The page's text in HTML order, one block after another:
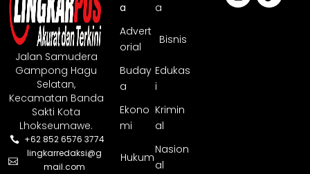
Jalan Samudera
Gampong Hagu
Selatan,
Kecamatan Banda
Sakti Kota
Lhokseumawe.
+62 852 6576 3774
lingkarredaksi@g
mail.com
a
a
Advert
orial
Bisnis
Buday
a
Edukas
i
Ekono
mi
Krimin
al
Hukum
Nasion
al